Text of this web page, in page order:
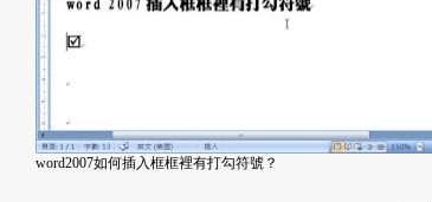
word2007如何插入框框裡有打勾符號？